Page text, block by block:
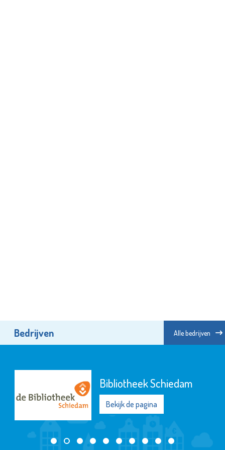
Bedrijven Alle bedrijven
Bibliotheek Schiedam
Bekijk de pagina